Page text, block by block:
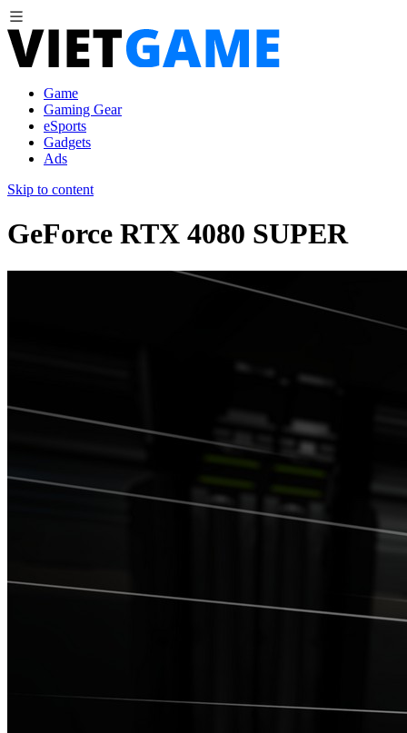
Game
Gaming Gear
eSports
Gadgets
Ads
Skip to content
GeForce RTX 4080 SUPER